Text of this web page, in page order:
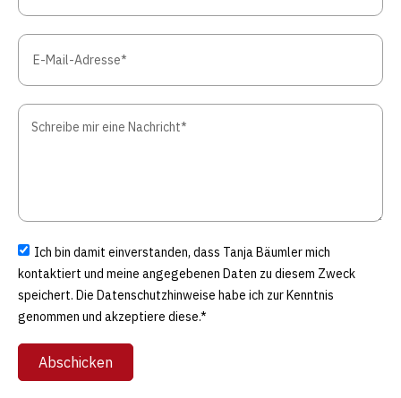
Ich bin damit einverstanden, dass Tanja Bäumler mich
kontaktiert und meine angegebenen Daten zu diesem Zweck
speichert. Die Datenschutzhinweise habe ich zur Kenntnis
genommen und akzeptiere diese.*
Abschicken